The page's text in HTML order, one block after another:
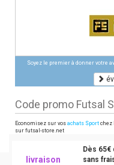
Soyez le premier à donner votre
Code promo Futsal
Economisez sur vos achats Sport chez
sur futsal-store.net
livraison
Dès
sans